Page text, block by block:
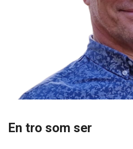
En tro som ser